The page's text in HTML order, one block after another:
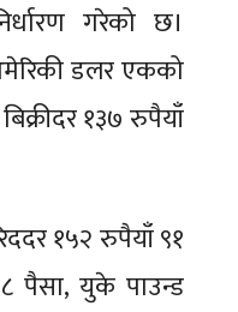
गरेको छ।
डलर एकको
१३७ रुपैयाँ
१५२ रुपैयाँ ९१
पैसा, युके पाउन्ड